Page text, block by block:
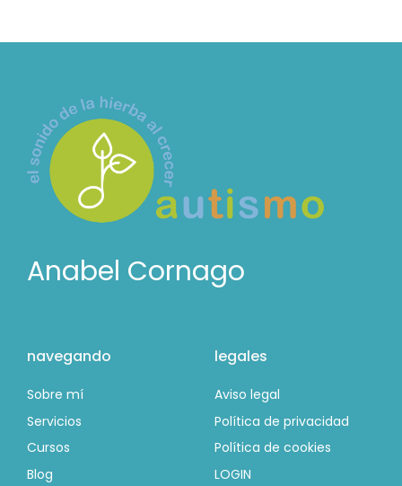
Anabel Cornago
navegando
Sobre mí
Servicios
Cursos
Blog
legales
Aviso legal
Política de privacidad
Política de cookies
LOGIN